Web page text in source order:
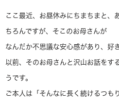
ここ最近、お昼休みにちまちまと、
ちろんですが、そこのお母さんが
なんだか不思議な安心感があり、好
以前、そのお母さんと沢山お話をす
うです。
ご本人は「そんなに長く続けるつも